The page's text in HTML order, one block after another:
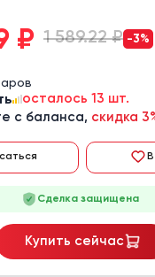
₽ 1 589.22 ₽ -3%
осталось 13 шт.
с баланса, скидка
Сделка защищена
Купить сейчас